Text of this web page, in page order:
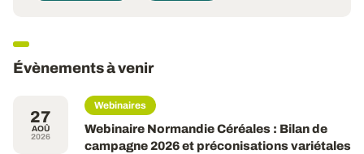
Évènements à venir
27
AOÛ
2026
Webinaires
Webinaire Normandie Céréales : Bilan de
campagne 2026 et préconisations variétales